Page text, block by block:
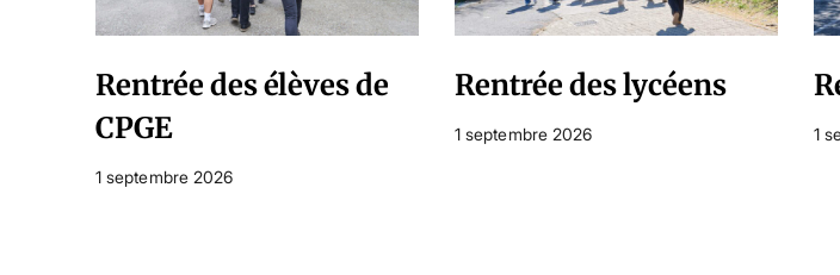
Rentrée des élèves de
CPGE
1 septembre 2026
Rentrée des lycéens
1 septembre 2026 1